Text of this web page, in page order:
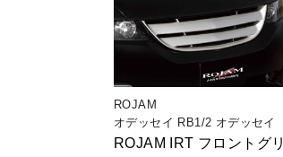
ROJAM
オデッセイ RB1/2 オデッセイ
ROJAM IRT フロントグリ